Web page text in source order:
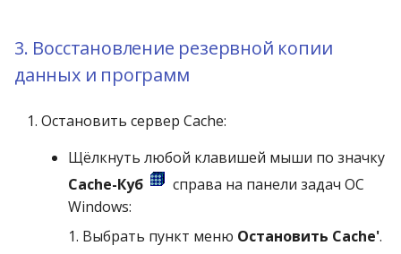
3. Восстановление резервной копии
данных и программ
Остановить сервер Cache:
Щёлкнуть любой клавишей мыши по значку
Cache-Куб
справа на панели задач ОС
Windows:
1. Выбрать пункт меню Остановить Cache'.